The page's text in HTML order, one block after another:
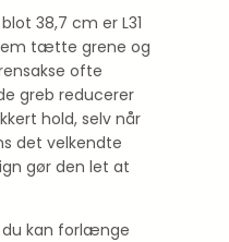
38,7 cm er L31
tætte grene og
ofte
greb reducerer
hold, selv når
det velkendte
gør den let at
du kan forlænge